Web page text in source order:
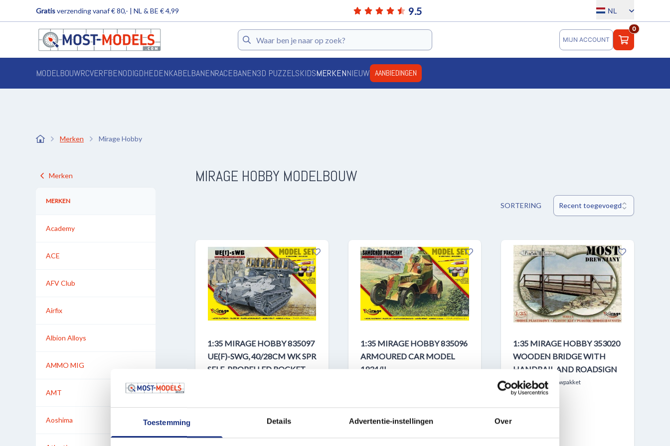
Toestemming Details Advertentie-instellingen Over
9.5
Gratisverzending vanaf € 80,- | NL & BE € 4,99 NL
MIJN ACCOUNT
0
Zoeken
MODELBOUWRCVERFBENODIGDHEDENKABELBANENRACEBANEN3D PUZZELSKIDSMERKENNIEUW AANBIEDINGEN
Merken Mirage Hobby
Merken
MERKEN
Academy
ACE
AFV Club
Airfix
Albion Alloys
AMMO MIG
AMT
Aoshima
MIRAGE HOBBY MODELBOUW
SORTERING
1:35 MIRAGE HOBBY 835097
UE(F)-SWG, 40/28CM WK SPR
SELF-PROPELLED ROCKET
MIR835097
1:35 MIRAGE HOBBY 835096
ARMOURED CAR MODEL
1934/II
1:35 MIRAGE HOBBY 353020
WOODEN BRIDGE WITH
HANDRAIL AND ROADSIGN
Plastic Modelbouwpakket
MIR353020